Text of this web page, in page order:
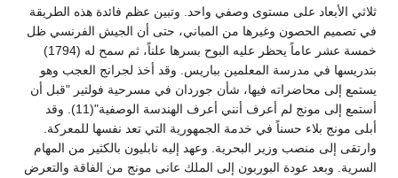
ثلاثي الأبعاد على مستوى وصفي واحد. وتبين عظم فائدة هذه الطريقة
في تصميم الحصون وغيرها من المباني، حتى أن الجيش الفرنسي ظل
خمسة عشر عاماً يحظر عليه البوح بسرها علناً، ثم سمح له (1794)
بتدريسها في مدرسة المعلمين بباريس. وقد أخذ لجرانج العجب وهو
يستمع إلى محاضراته فيها، شأن جوردان في مسرحية فولتير "قبل أن
أستمع إلى مونج لم أعرف أنني أعرف الهندسة الوصفية"(11). وقد
أبلى مونج بلاء حسناً في خدمة الجمهورية التي تعد نفسها للمعركة.
وارتقى إلى منصب وزير البحرية. وعهد إليه نابليون بالكثير من المهام
السرية. وبعد عودة البوربون إلى الملك عانى مونج من الفاقة والتعرض